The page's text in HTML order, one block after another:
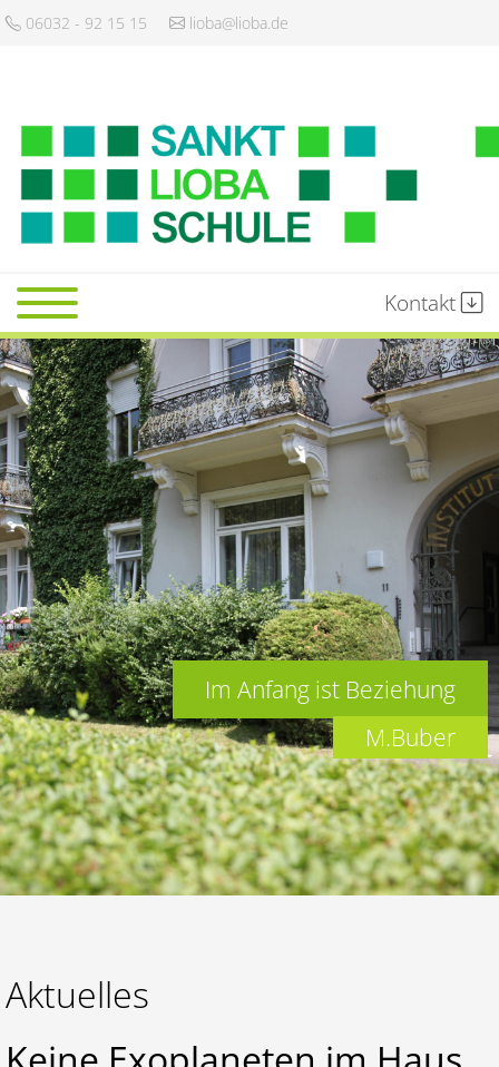
06032 - 92 15 15 lioba@lioba.de
Startseite
Schule
Gemeinschaft
Lernen
Kalender
Kontakt
Im Anfang ist Beziehung
M.Buber
Aktuelles